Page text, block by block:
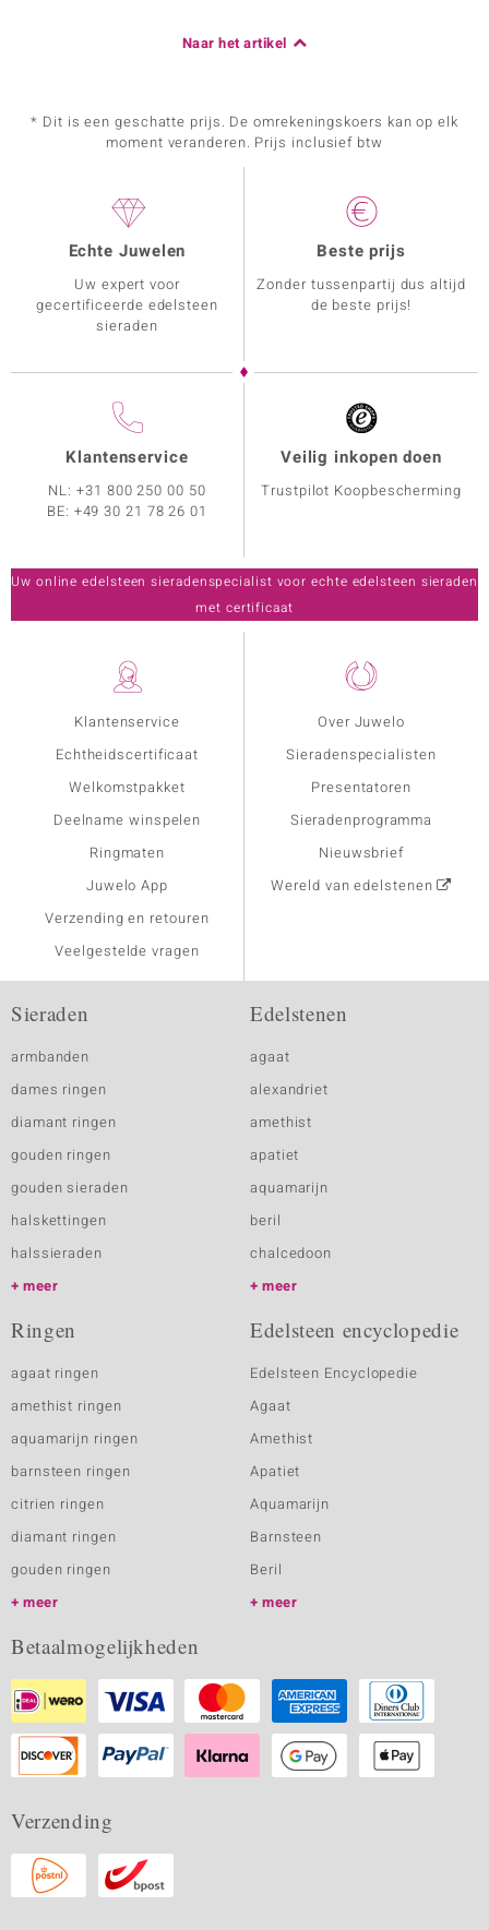
Naar het artikel
* Dit is een geschatte prijs. De omrekeningskoers kan op elk
moment veranderen. Prijs inclusief btw
Klantenservice
Echtheidscertificaat
Welkomstpakket
Deelname winspelen
Ringmaten
Juwelo App
Verzending en retouren
Veelgestelde vragen
Over Juwelo
Sieradenspecialisten
Presentatoren
Sieradenprogramma
Nieuwsbrief
Wereld van edelstenen
Echte Juwelen
Uw expert voor
gecertificeerde edelsteen
sieraden
Beste prijs
Zonder tussenpartij dus altijd
de beste prijs!
Klantenservice
NL:+31 800 250 00 50
BE: +49 30 21 78 26 01
Veilig inkopen doen
Trustpilot Koopbescherming
Uw online edelsteen sieradenspecialist voor echte edelsteen sieraden
met certificaat
Sieraden
armbanden
dames ringen
diamant ringen
gouden ringen
gouden sieraden
halskettingen
halssieraden
meer
Edelstenen
agaat
alexandriet
amethist
apatiet
aquamarijn
beril
chalcedoon
meer
Ringen
agaat ringen
amethist ringen
aquamarijn ringen
barnsteen ringen
citrien ringen
diamant ringen
gouden ringen
meer
Edelsteen encyclopedie
Edelsteen Encyclopedie
Agaat
Amethist
Apatiet
Aquamarijn
Barnsteen
Beril
meer
Betaalmogelijkheden
Verzending